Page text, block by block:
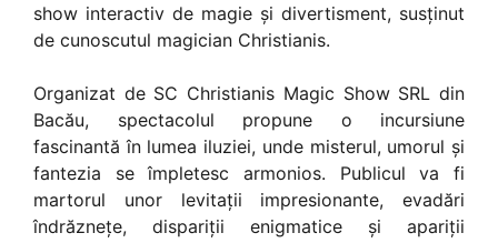
show interactiv de magie și divertisment, susținut
de cunoscutul magician Christianis.
Organizat de SC Christianis Magic Show SRL din
Bacău, spectacolul propune o incursiune
fascinantă în lumea iluziei, unde misterul, umorul și
fantezia se împletesc armonios. Publicul va fi
martorul unor levitații impresionante, evadări
îndrăznețe, dispariții enigmatice și apariții